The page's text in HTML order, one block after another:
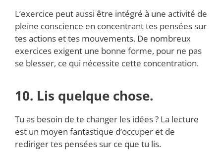
L’exercice peut aussi être intégré à une activité de
pleine conscience en concentrant tes pensées sur
tes actions et tes mouvements. De nombreux
exercices exigent une bonne forme, pour ne pas
se blesser, ce qui nécessite cette concentration.
10. Lis quelque chose.
Tu as besoin de te changer les idées ? La lecture
est un moyen fantastique d’occuper et de
rediriger tes pensées sur ce que tu lis.